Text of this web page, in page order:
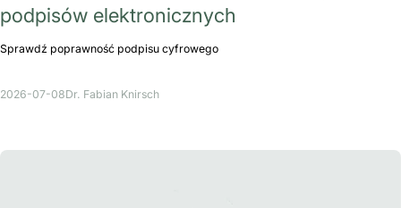
podpisów elektronicznych
Sprawdź poprawność podpisu cyfrowego
2026-07-08Dr. Fabian Knirsch